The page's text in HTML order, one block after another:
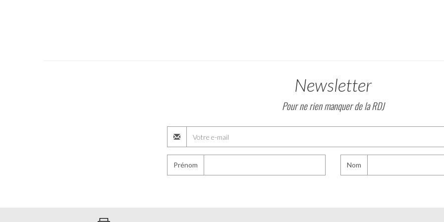
Newsletter
Pour ne rien manquer de la RDJ
Prénom Nom